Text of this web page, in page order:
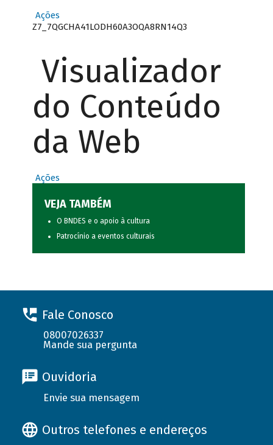
Ações
Z7_7QGCHA41LODH60A3OQA8RN14Q3
Visualizador
do Conteúdo
da Web
Ações
VEJA TAMBÉM
O BNDES e o apoio à cultura
Patrocínio a eventos culturais
Fale Conosco
08007026337
Mande sua pergunta
Ouvidoria
Envie sua mensagem
Outros telefones e endereços